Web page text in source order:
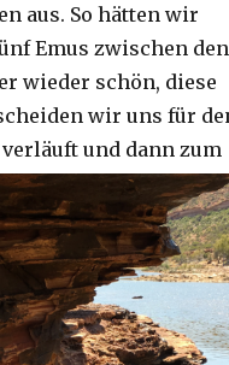
aus. So hätten wir
Emus zwischen den
wieder schön, diese
wir uns für
und dann zum